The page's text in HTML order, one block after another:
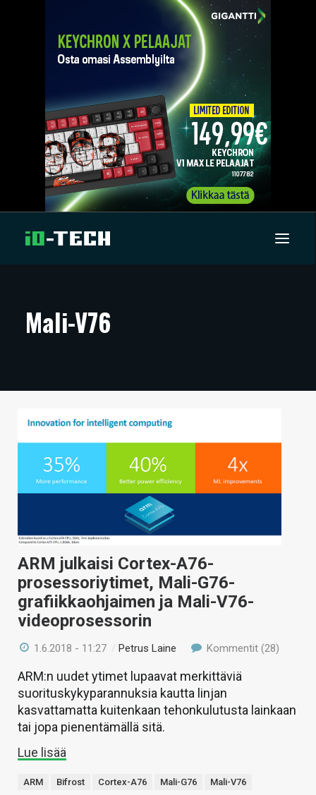
ARTIKKELIT
TECHBBS
TIETOA
KAUPPA
HAKU
Mali-V76
ARM julkaisi Cortex-A76-
prosessoriytimet, Mali-G76-
grafiikkaohjaimen ja Mali-V76-
videoprosessorin
1.6.2018 - 11:27 /Petrus Laine Kommentit (28)
ARM:n uudet ytimet lupaavat merkittäviä
suorituskykyparannuksia kautta linjan
kasvattamatta kuitenkaan tehonkulutusta lainkaan
tai jopa pienentämällä sitä.
Lue lisää
ARM Bifrost Cortex-A76 Mali-G76 Mali-V76